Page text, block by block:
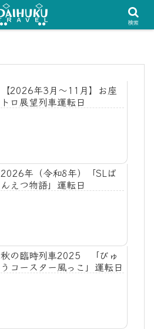
【2026年3月〜11月】お座
トロ展望列車運転日
2026年（令和8年）「SLば
んえつ物語」運転日
秋の臨時列車2025 「びゅ
うコースター風っこ」運転日
検索